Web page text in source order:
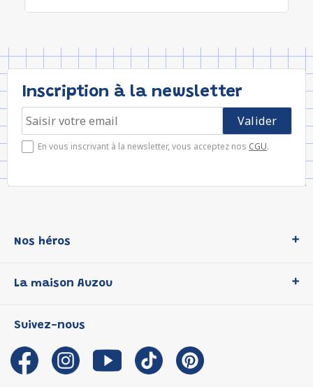
Inscription à la newsletter
En vous inscrivant à la newsletter, vous acceptez nos CGU.
Nos héros
P'tit Loup
Les Influenceuses
Migali
Petite Taupe
La maison Auzou
Notre histoire
Auzou s'engage
Auteurs et illustrateurs Auzou
Suivez-nous